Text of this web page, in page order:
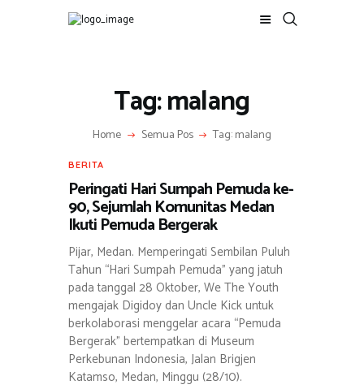
Tag: malang
Home Semua Pos Tag: malang
BERITA
ADVERTORIAL
SOSOK
GALERI
HIBURAN
JALAN-JALAN
OLAHRAGA
OPINI
BERITA
Peringati Hari Sumpah Pemuda ke-
90, Sejumlah Komunitas Medan
Ikuti Pemuda Bergerak
Pijar, Medan. Memperingati Sembilan Puluh
Tahun “Hari Sumpah Pemuda” yang jatuh
pada tanggal 28 Oktober, We The Youth
mengajak Digidoy dan Uncle Kick untuk
berkolaborasi menggelar acara “Pemuda
Bergerak” bertempatkan di Museum
Perkebunan Indonesia, Jalan Brigjen
Katamso, Medan, Minggu (28/10).